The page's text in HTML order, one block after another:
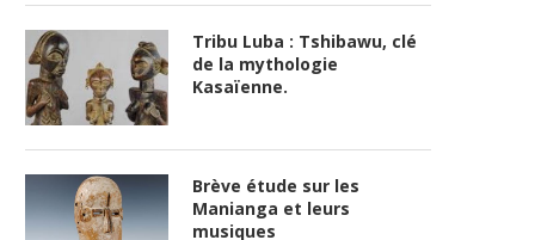
Tribu Luba : Tshibawu, clé
de la mythologie
Kasaïenne.
Brève étude sur les
Manianga et leurs
musiques